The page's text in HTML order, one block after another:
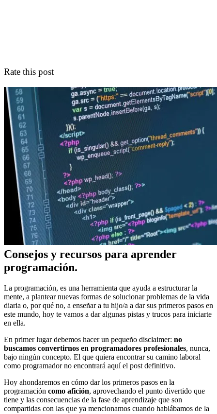
Rate this post
Consejos y recursos para aprender
programación.
La programación, es una herramienta que ayuda a estructurar la
mente, a plantear nuevas formas de solucionar problemas de la vida
diaria o, por qué no, a enseñar a tu hijo/a a dar sus primeros pasos en
este mundo, hoy te vamos a dar algunas pistas y trucos para iniciarte
en ella.
En primer lugar debemos hacer un pequeño disclaimer: no
buscamos convertirnos en programadores profesionales, nunca,
bajo ningún concepto. El que quiera encontrar su camino laboral
como programador no encontrará aquí el post definitivo.
Hoy ahondaremos en cómo dar los primeros pasos en la
programación como afición, aprovechando el punto divertido que
tiene y las consecuencias de la fase de aprendizaje que son
compartidas con las que ya mencionamos cuando hablábamos de la